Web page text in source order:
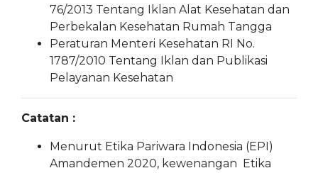
76/2013 Tentang Iklan Alat Kesehatan dan
Perbekalan Kesehatan Rumah Tangga
Peraturan Menteri Kesehatan RI No.
1787/2010 Tentang Iklan dan Publikasi
Pelayanan Kesehatan
Catatan :
Menurut Etika Pariwara Indonesia (EPI)
Amandemen 2020, kewenangan Etika